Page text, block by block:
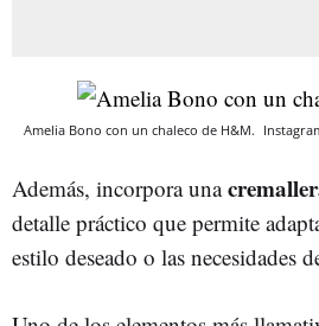
Amelia Bono con un chaleco de H&M.
Además, incorpora una
detalle práctico que permite
estilo deseado o las necesidades